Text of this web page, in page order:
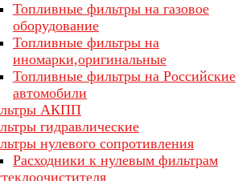
Топливные фильтры на газовое
оборудование
Топливные фильтры на
иномарки,оригинальные
Топливные фильтры на Российские
автомобили
АКПП
гидравлические
нулевого сопротивления
Расходники к нулевым фильтрам